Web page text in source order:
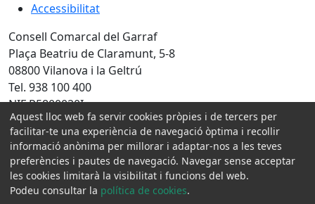
Accessibilitat
Consell Comarcal del Garraf
Plaça Beatriu de Claramunt, 5-8
08800 Vilanova i la Geltrú
Tel. 938 100 400
NIF P5800020I
Amb la col·laboració de:
Aquest lloc web fa servir cookies pròpies i de tercers per
facilitar-te una experiència de navegació òptima i recollir
informació anònima per millorar i adaptar-nos a les teves
preferències i pautes de navegació. Navegar sense acceptar
les cookies limitarà la visibilitat i funcions del web.
Podeu consultar la política de cookies.